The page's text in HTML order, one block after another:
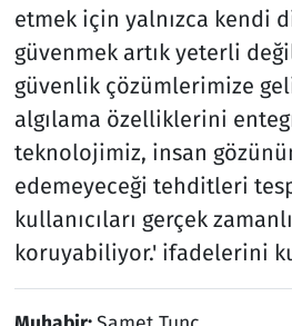
etmek için yalnızca kendi
güvenmek artık yeterli
güvenlik çözümlerimize
algılama özelliklerini
teknolojimiz, insan
edemeyeceği tehditleri
kullanıcıları gerçek
koruyabiliyor.' ifadelerini